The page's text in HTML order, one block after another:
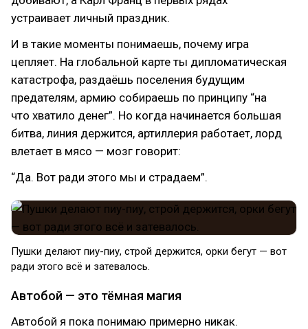
устраивает личный праздник.
И в такие моменты понимаешь, почему игра
цепляет. На глобальной карте ты дипломатическая
катастрофа, раздаёшь поселения будущим
предателям, армию собираешь по принципу “на
что хватило денег”. Но когда начинается большая
битва, линия держится, артиллерия работает, лорд
влетает в мясо — мозг говорит:
“Да. Вот ради этого мы и страдаем”.
Пушки делают пиу-пиу, строй держится, орки бегут — вот
ради этого всё и затевалось.
Автобой — это тёмная магия
Автобой я пока понимаю примерно никак.